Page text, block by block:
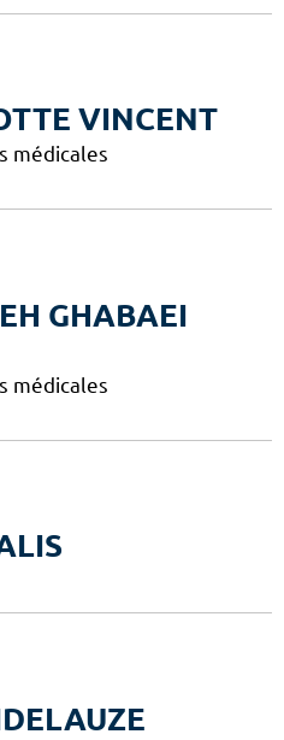
VINCENT
médicales
GHABAEI
médicales